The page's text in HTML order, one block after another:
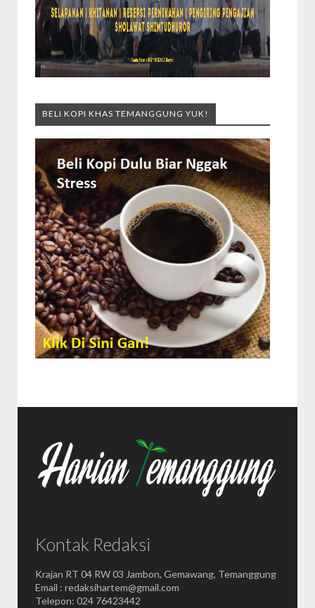
BELI KOPI KHAS TEMANGGUNG YUK!
Kontak Redaksi
Krajan RT 04 RW 03 Jambon, Gemawang, Temanggung
Email : redaksihartem@gmail.com
Telepon: 024 76423442